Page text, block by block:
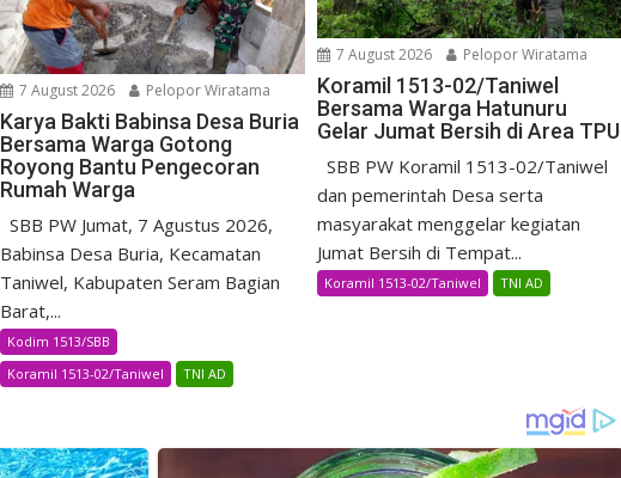
7 August 2026 Pelopor Wiratama
Karya Bakti Babinsa Desa Buria
Bersama Warga Gotong
Royong Bantu Pengecoran
Rumah Warga
SBB PW Jumat, 7 Agustus 2026,
Babinsa Desa Buria, Kecamatan
Taniwel, Kabupaten Seram Bagian
Barat,...
Kodim 1513/SBB
Koramil 1513-02/Taniwel
TNI AD
7 August 2026 Pelopor Wiratama
Koramil 1513-02/Taniwel
Bersama Warga Hatunuru
Gelar Jumat Bersih di Area TPU
SBB PW Koramil 1513-02/Taniwel
dan pemerintah Desa serta
masyarakat menggelar kegiatan
Jumat Bersih di Tempat...
Koramil 1513-02/Taniwel TNI AD